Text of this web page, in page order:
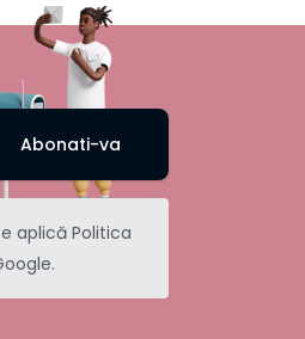
aplică Politica
Abonati-va